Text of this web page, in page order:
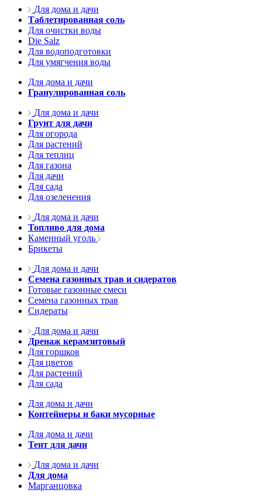
Для дома и дачи
Таблетированная соль
Для очистки воды
Die Salz
Для водоподготовки
Для умягчения воды
Для дома и дачи
Гранулированная соль
Для дома и дачи
Грунт для дачи
Для огорода
Для растений
Для теплиц
Для газона
Для дачи
Для сада
Для озеленения
Для дома и дачи
Топливо для дома
Каменный уголь
Брикеты
Для дома и дачи
Семена газонных трав и сидератов
Готовые газонные смеси
Семена газонных трав
Сидераты
Для дома и дачи
Дренаж керамзитовый
Для горшков
Для цветов
Для растений
Для сада
Для дома и дачи
Контейнеры и баки мусорные
Для дома и дачи
Тент для дачи
Для дома и дачи
Для дома
Марганцовка